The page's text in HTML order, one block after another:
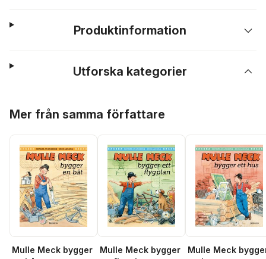
Produktinformation
Utforska kategorier
Mer från samma författare
Mulle Meck bygger
Mulle Meck bygger
Mulle Meck